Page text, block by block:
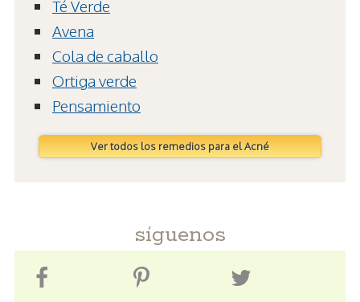
Té Verde
Avena
Cola de caballo
Ortiga verde
Pensamiento
Ver todos los remedios para el Acné
síguenos